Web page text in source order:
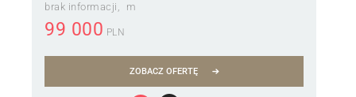
brak informacji m
99 000 PLN
ZOBACZ OFERTĘ